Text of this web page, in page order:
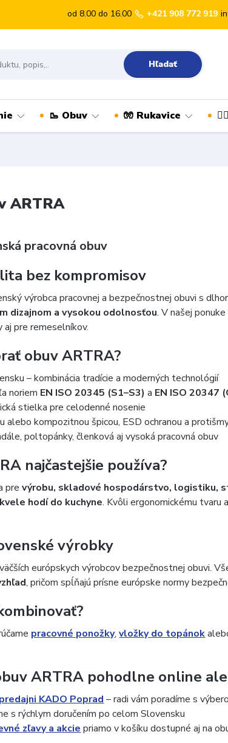
Hľadať
od 8.00 do 16.00 +421 908 772 919
🥾 Obuv 🧤 Rukavice
ARTRA
bez kompromisov
výrobca pracovnej a bezpečnostnej obuvi s
dizajnom a vysokou odolnosťou. V našej
pre remeselníkov.
obuv ARTRA?
– kombinácia tradície a moderných technológií
noriem EN ISO 20345 (S1–S3) a EN ISO 20347
stielka pre celodenné nosenie
alebo kompozitnou špicou, ESD ochranou a
poltopánky, členková aj vysoká pracovná obuv
najčastejšie používa?
prevýrobu, skladové hospodárstvo, logistiku,
hodí do kuchyne. Kvôli ergonomickému tvaru
výrobky
európskych výrobcov bezpečnostnej obuvi.
, pričom spĺňajú prísne európske normy
pracovné ponožky,vložky do topánok
ARTRA pohodlne online
KADO Poprad – radi vám poradíme s
s rýchlym doručením po celom Slovensku
zľavy a akcie priamo v košíku dostupné aj na